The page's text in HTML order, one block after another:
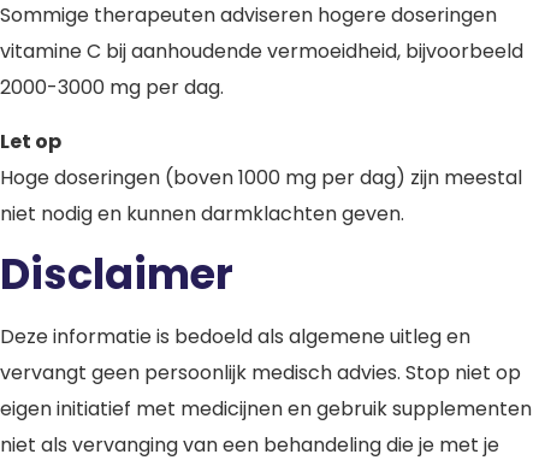
Sommige therapeuten adviseren hogere doseringen
vitamine C bij aanhoudende vermoeidheid, bijvoorbeeld
2000-3000 mg per dag.
Let op
Hoge doseringen (boven 1000 mg per dag) zijn meestal
niet nodig en kunnen darmklachten geven.
Disclaimer
Deze informatie is bedoeld als algemene uitleg en
vervangt geen persoonlijk medisch advies. Stop niet op
eigen initiatief met medicijnen en gebruik supplementen
niet als vervanging van een behandeling die je met je